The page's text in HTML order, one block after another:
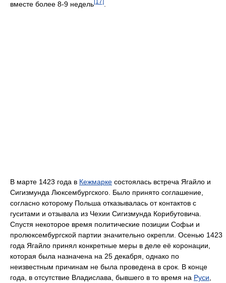
вместе более 8-9 недель[17]
В марте 1423 года в Кежмарке состоялась встреча Ягайло и
Сигизмунда Люксембургского. Было принято соглашение,
согласно которому Польша отказывалась от контактов с
гуситами и отзывала из Чехии Сигизмунда Корибутовича.
Спустя некоторое время политические позиции Софьи и
пролюксембургской партии значительно окрепли. Осенью 1423
года Ягайло принял конкретные меры в деле её коронации,
которая была назначена на 25 декабря, однако по
неизвестным причинам не была проведена в срок. В конце
года, в отсутствие Владислава, бывшего в то время на Руси